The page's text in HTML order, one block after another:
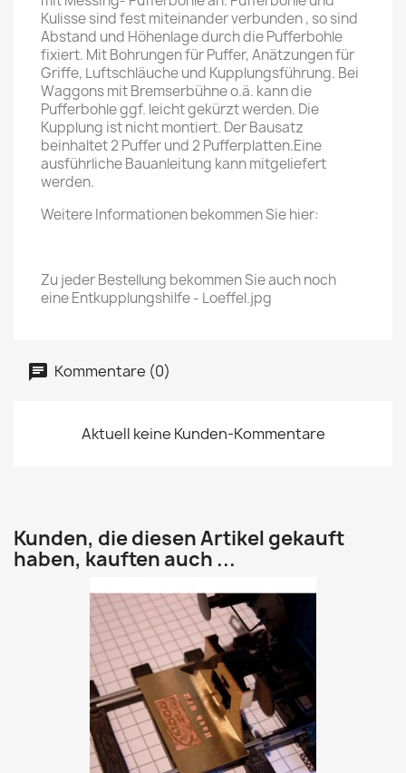
Kulisse sind fest miteinander verbunden , so sind
Abstand und Höhenlage durch die Pufferbohle
fixiert. Mit Bohrungen für Puffer, Anätzungen für
Griffe, Luftschläuche und Kupplungsführung. Bei
Waggons mit Bremserbühne o.ä. kann die
Pufferbohle ggf. leicht gekürzt werden. Die
Kupplung ist nicht montiert. Der Bausatz
beinhaltet 2 Puffer und 2 Pufferplatten.Eine
ausführliche Bauanleitung kann mitgeliefert
werden.
Weitere Informationen bekommen Sie hier:
Zu jeder Bestellung bekommen Sie auch noch
eine Entkupplungshilfe - Loeffel.jpg
Kommentare (0)
Aktuell keine Kunden-Kommentare
Kunden, die diesen Artikel gekauft
haben, kauften auch ...